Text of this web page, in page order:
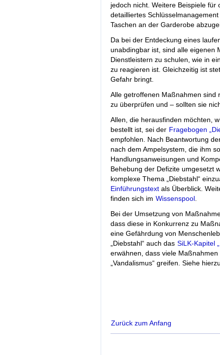
jedoch nicht. Weitere Beispiele
detailliertes
Taschen an der Garderobe
Da bei der Entdeckung eines
unabdingbar ist, sind alle eigenen
Dienstleistern zu schulen, wie in
zu reagieren ist. Gleichzeitig ist
Gefahr bringt.
Alle getroffenen Maßnahmen sind
zu überprüfen und – sollten sie
Allen, die herausfinden möchten,
bestellt ist, sei der Fragebogen
empfohlen. Nach Beantwortung
nach dem Ampelsystem, die ihm
Handlungsanweisungen und
Behebung der Defizite umgesetzt
komplexe Thema „Diebstahl“
Einführungstext als Überblick.
finden sich im Wissenspool.
Bei der Umsetzung von
dass diese in Konkurrenz zu
eine Gefährdung von
„Diebstahl“ auch das SiLK-Kapitel
erwähnen, dass viele
„Vandalismus“ greifen. Siehe
Zurück zum Anfang